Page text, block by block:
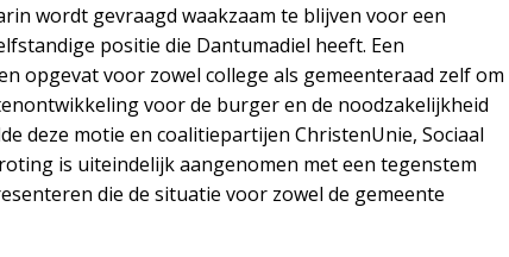
wordt gevraagd waakzaam te blijven voor een
positie die Dantumadiel heeft. Een
opgevat voor zowel college als gemeenteraad zelf om
voor de burger en de noodzakelijkheid
deze motie en coalitiepartijen ChristenUnie, Sociaal
is uiteindelijk aangenomen met een tegenstem
die de situatie voor zowel de gemeente